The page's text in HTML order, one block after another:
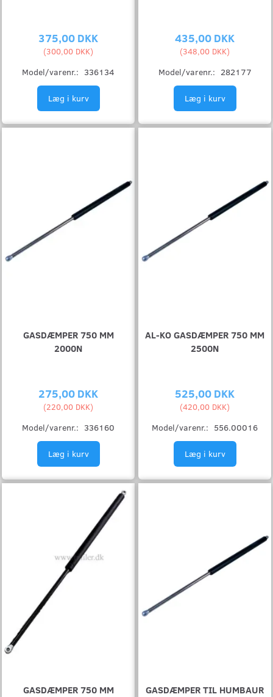
375,00 DKK
(300,00 DKK)
Model/varenr.: 336134
Læg i kurv
435,00 DKK
(348,00 DKK)
Model/varenr.: 282177
Læg i kurv
GASDÆMPER 750 MM
2000N
275,00 DKK
(220,00 DKK)
Model/varenr.: 336160
Læg i kurv
AL-KO GASDÆMPER 750 MM
2500N
525,00 DKK
(420,00 DKK)
Model/varenr.: 556.00016
Læg i kurv
GASDÆMPER 750 MM
GASDÆMPER TIL HUMBAUR